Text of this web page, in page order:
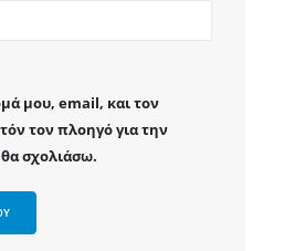
μου, email, και τον
τον πλοηγό για την
σχολιάσω.